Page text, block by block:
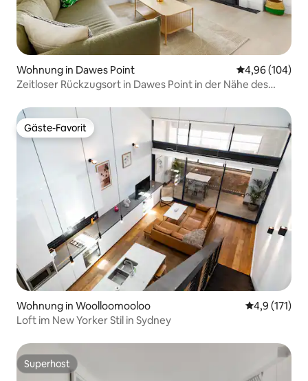
Wohnung in Dawes Point
4,96 (104)
Zeitloser Rückzugsort in Dawes Point in der Nähe des
Gäste-Favorit
Gäste-Favorit
Wohnung in Woolloomooloo
4,9 (171)
Loft im New Yorker Stil in Sydney
Superhost
Superhost